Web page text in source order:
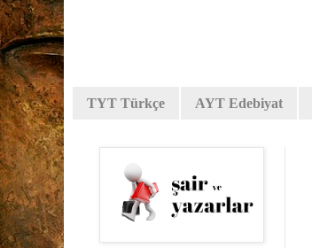
TYT Türkçe AYT Edebiyat